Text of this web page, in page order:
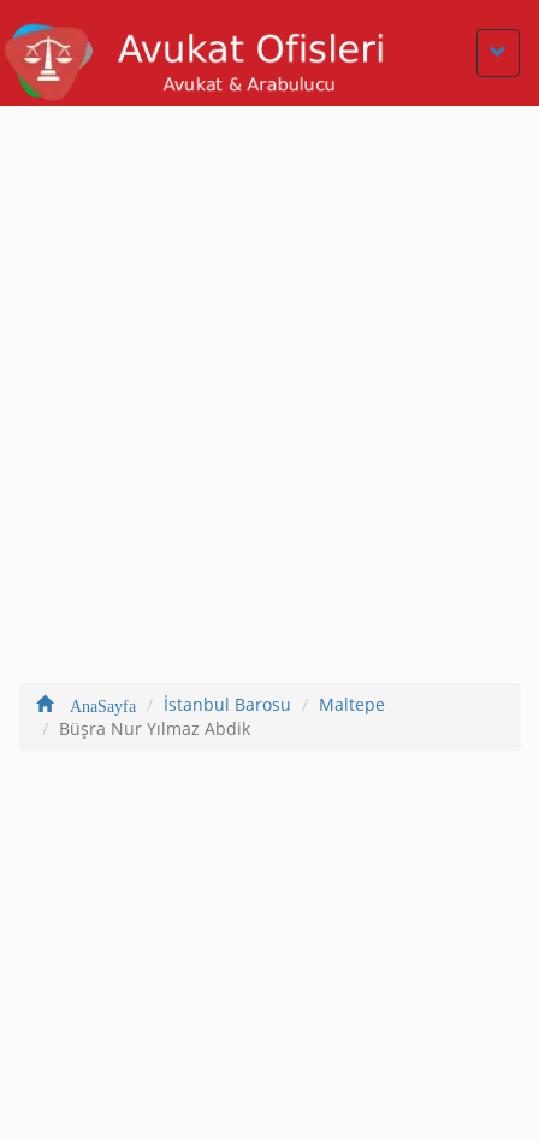
AnaSayfa İstanbul Barosu
Maltepe
Büşra Nur Yılmaz Abdik